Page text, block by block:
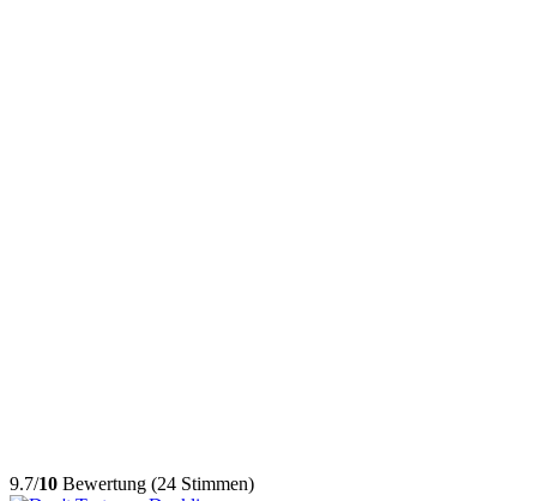
9.7/10 Bewertung (24 Stimmen)